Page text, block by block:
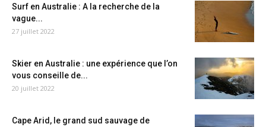
Surf en Australie : A la recherche de la
vague...
27 juillet 2022
Skier en Australie : une expérience que l’on
vous conseille de...
20 juillet 2022
Cape Arid, le grand sud sauvage de